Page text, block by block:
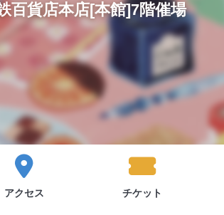
百貨店本店[本館]7階催場
アクセス チケット